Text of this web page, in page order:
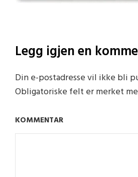
Legg igjen en
Din e-postadresse vil ikke bli
Obligatoriske felt er merket
KOMMENTAR